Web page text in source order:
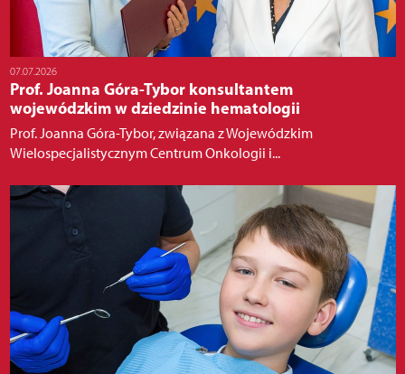
07.07.2026
Prof. Joanna Góra-Tybor konsultantem
wojewódzkim w dziedzinie hematologii
Prof. Joanna Góra-Tybor, związana z Wojewódzkim
Wielospecjalistycznym Centrum Onkologii i...